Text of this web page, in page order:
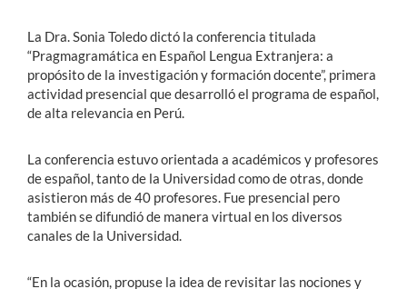
La Dra. Sonia Toledo dictó la conferencia titulada
“Pragmagramática en Español Lengua Extranjera: a
propósito de la investigación y formación docente”, primera
actividad presencial que desarrolló el programa de español,
de alta relevancia en Perú.
La conferencia estuvo orientada a académicos y profesores
de español, tanto de la Universidad como de otras, donde
asistieron más de 40 profesores. Fue presencial pero
también se difundió de manera virtual en los diversos
canales de la Universidad.
“En la ocasión, propuse la idea de revisitar las nociones y